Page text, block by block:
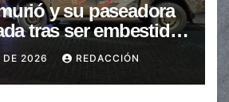
y su paseadora
tras ser embestidas
peatonal
DE 2026 REDACCIÓN